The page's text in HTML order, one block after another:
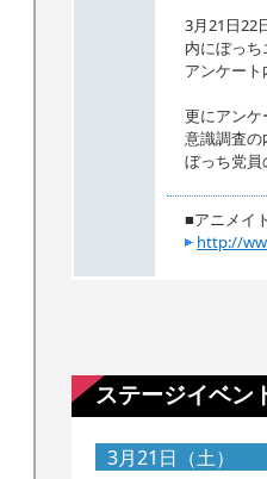
3月21日22
内にぼっ
アンケー
更にアン
意識調査
ぼっち党
■アニメイ
http://
ステージイベン
3月21日（土）